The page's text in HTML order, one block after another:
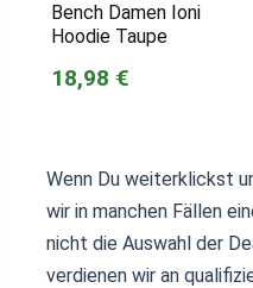
Bench Damen Ioni
Hoodie Taupe
18,98 €
Wenn Du weiterklickst
wir in manchen Fällen
nicht die Auswahl der
verdienen wir an